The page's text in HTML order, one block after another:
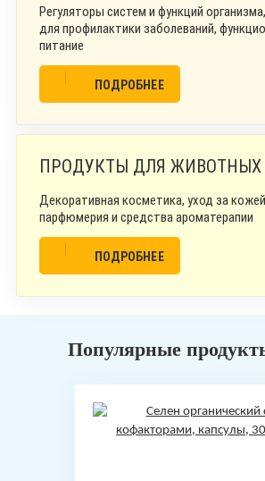
Регуляторы систем и функций
для профилактики заболеваний,
питание
ПОДРОБНЕЕ
ПРОДУКТЫ ДЛЯ ЖИВОТНЫХ
Декоративная косметика, уход за
парфюмерия и средства ароматерапии
ПОДРОБНЕЕ
Популярные